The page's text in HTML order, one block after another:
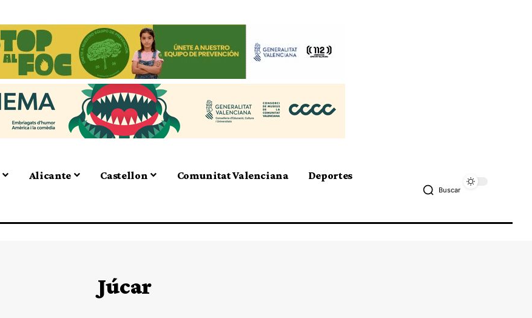
Alicante Castellon Comunitat Valenciana Deportes
Buscar
Júcar